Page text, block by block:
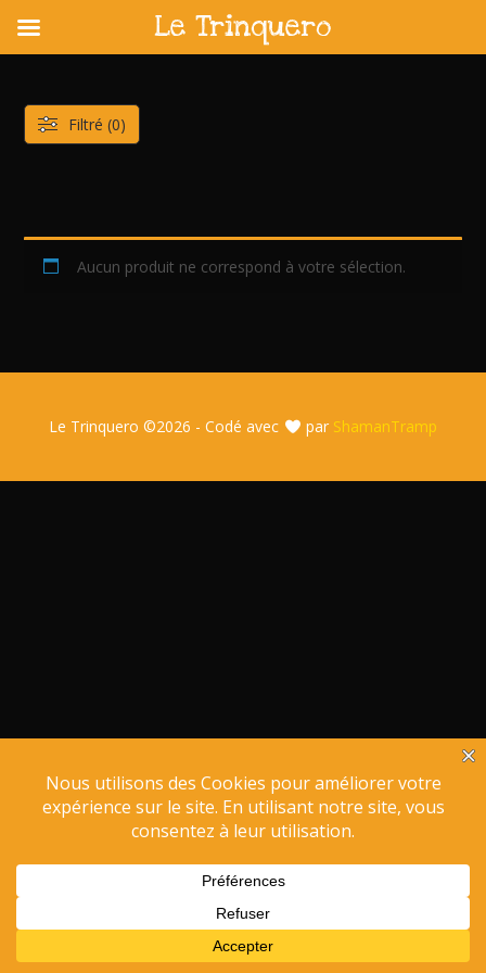
content
Aucun produit ne correspond à votre sélection.
Filtré (0)
Le Trinquero ©2026 - Codé avec par ShamanTramp
Le Trinquero